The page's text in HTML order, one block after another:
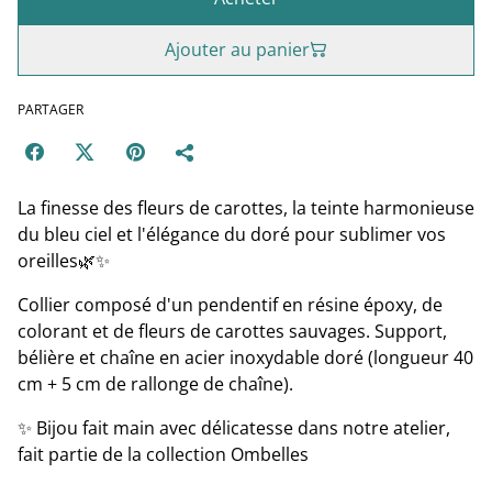
Ajouter au panier
PARTAGER
La finesse des fleurs de carottes, la teinte harmonieuse
du bleu ciel et l'élégance du doré pour sublimer vos
oreilles🌿✨
Collier composé d'un pendentif en résine époxy, de
colorant et de fleurs de carottes sauvages. Support,
bélière et chaîne en acier inoxydable doré (longueur 40
cm + 5 cm de rallonge de chaîne).
✨ Bijou fait main avec délicatesse dans notre atelier,
fait partie de la collection Ombelles